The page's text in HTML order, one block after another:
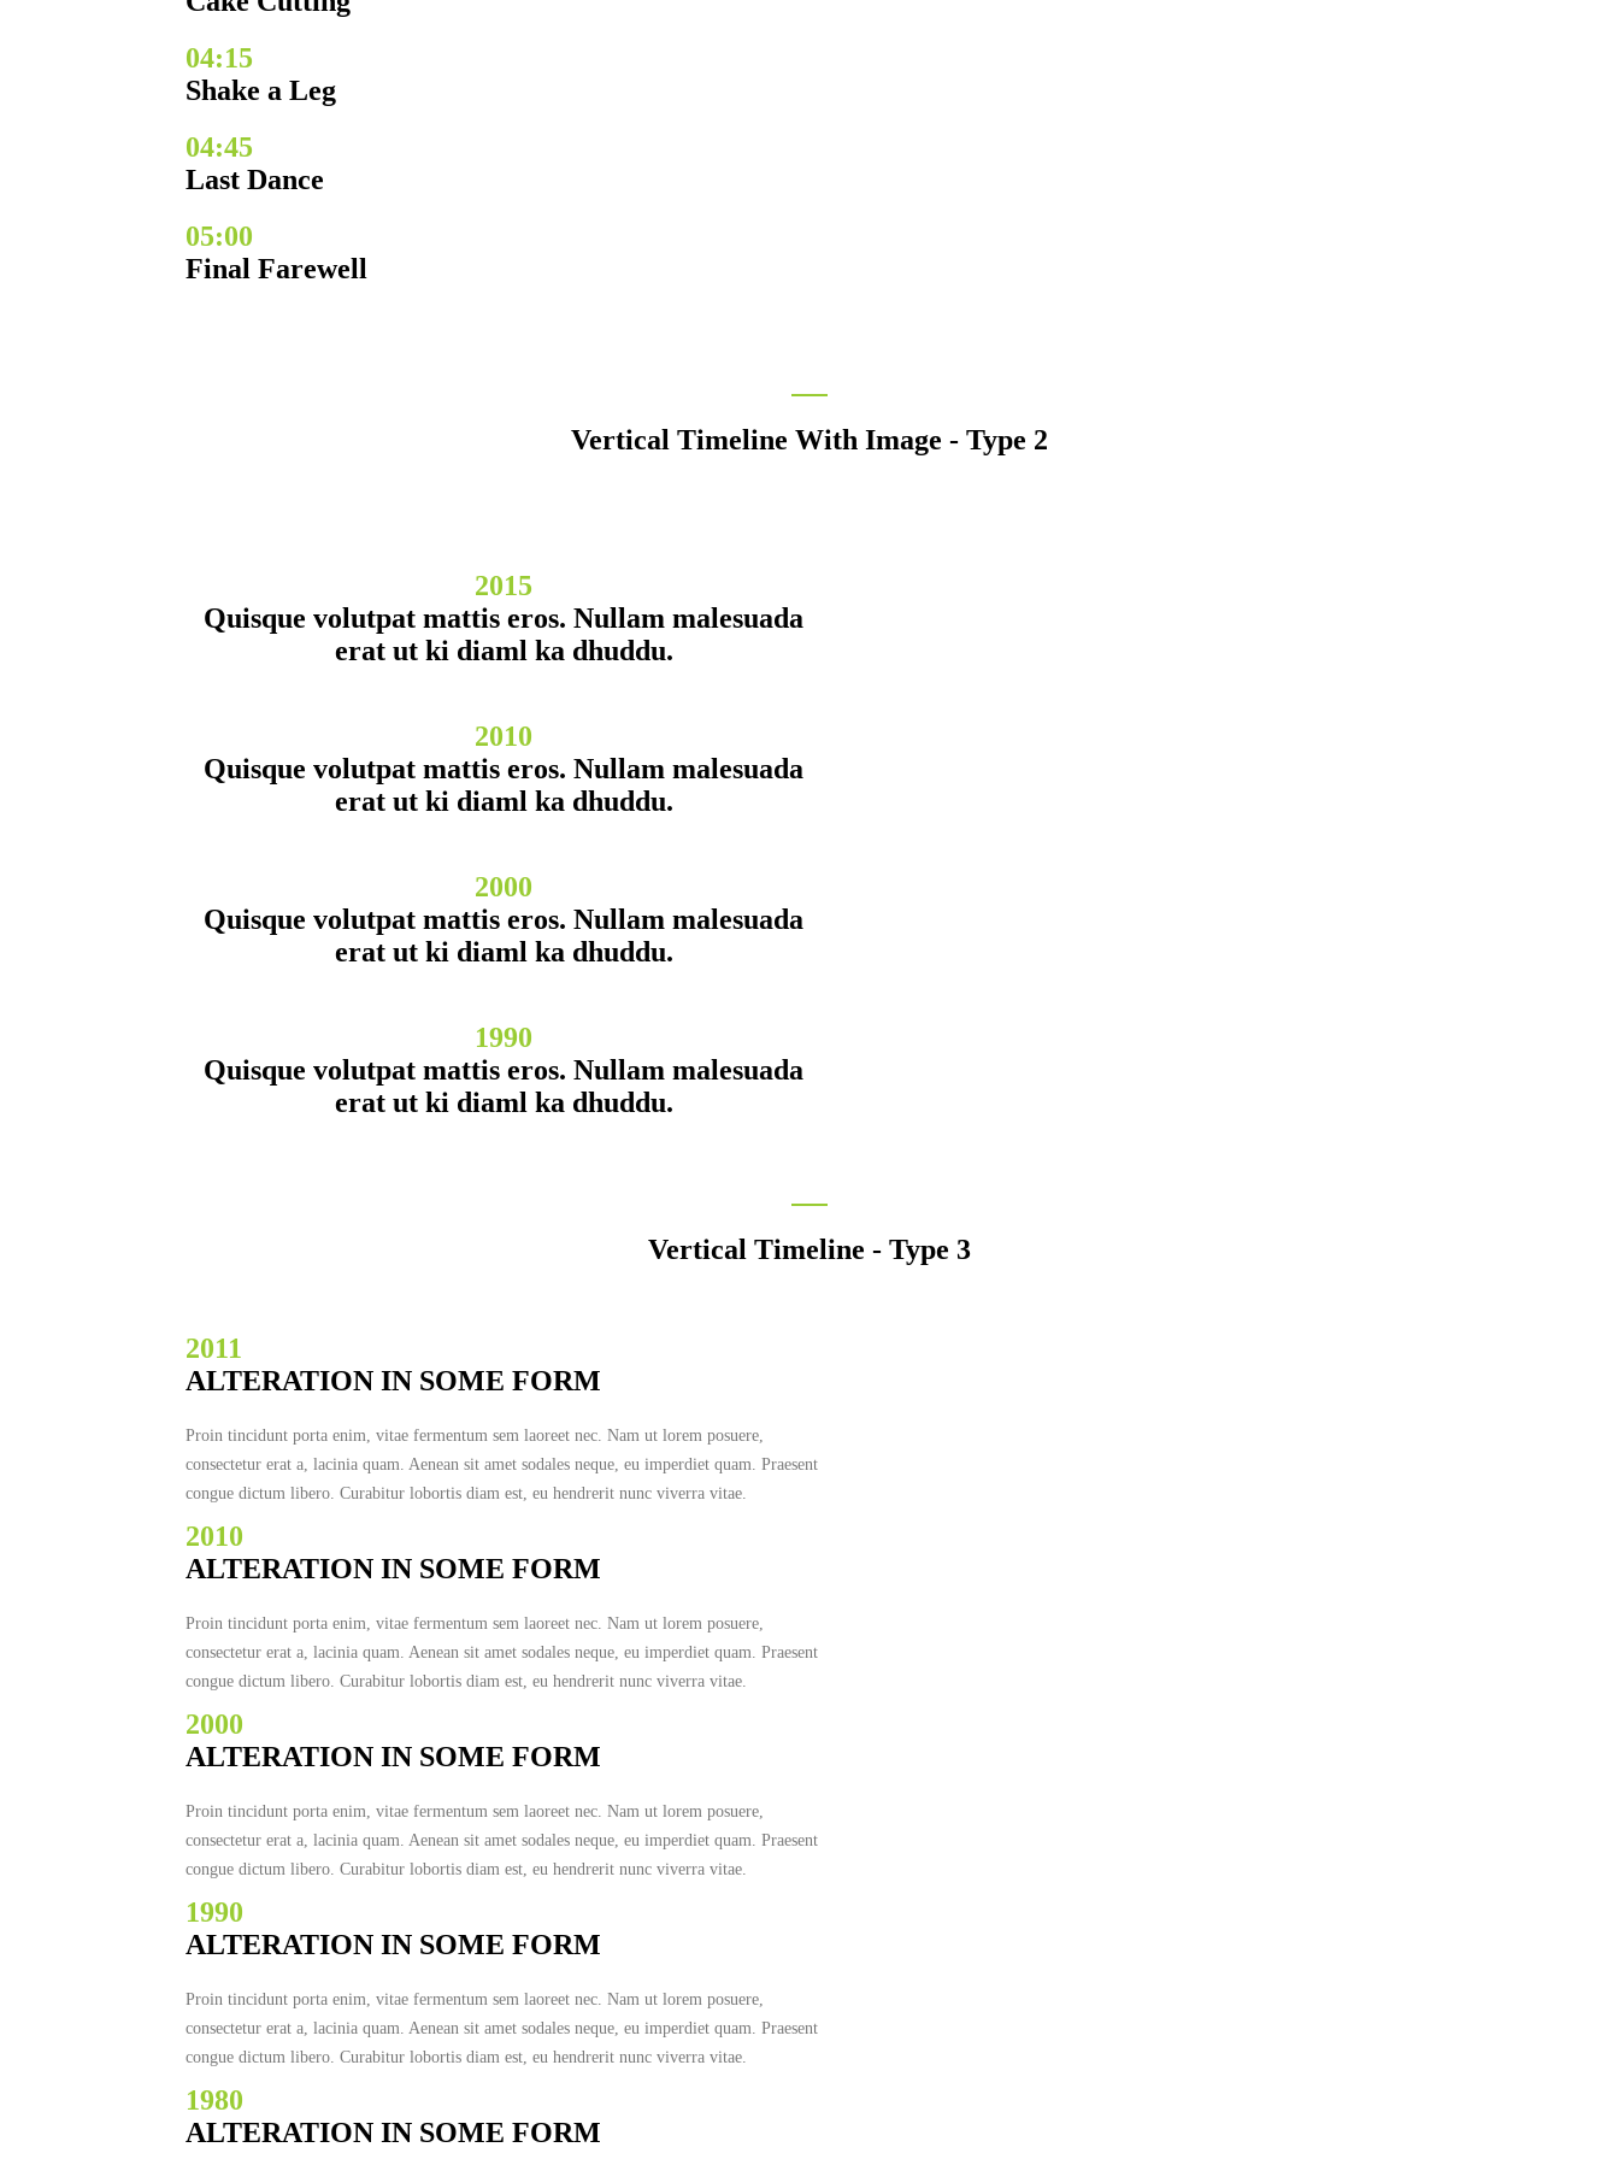
04:15
Shake a Leg
04:45
Last Dance
05:00
Final Farewell
Vertical Timeline With Image - Type 2
2015
Quisque volutpat mattis eros. Nullam malesuada
erat ut ki diaml ka dhuddu.
2010
Quisque volutpat mattis eros. Nullam malesuada
erat ut ki diaml ka dhuddu.
2000
Quisque volutpat mattis eros. Nullam malesuada
erat ut ki diaml ka dhuddu.
1990
Quisque volutpat mattis eros. Nullam malesuada
erat ut ki diaml ka dhuddu.
Vertical Timeline - Type 3
2011
ALTERATION IN SOME FORM
Proin tincidunt porta enim, vitae fermentum sem laoreet nec. Nam ut lorem posuere,
consectetur erat a, lacinia quam. Aenean sit amet sodales neque, eu imperdiet quam. Praesent
congue dictum libero. Curabitur lobortis diam est, eu hendrerit nunc viverra vitae.
2010
ALTERATION IN SOME FORM
Proin tincidunt porta enim, vitae fermentum sem laoreet nec. Nam ut lorem posuere,
consectetur erat a, lacinia quam. Aenean sit amet sodales neque, eu imperdiet quam. Praesent
congue dictum libero. Curabitur lobortis diam est, eu hendrerit nunc viverra vitae.
2000
ALTERATION IN SOME FORM
Proin tincidunt porta enim, vitae fermentum sem laoreet nec. Nam ut lorem posuere,
consectetur erat a, lacinia quam. Aenean sit amet sodales neque, eu imperdiet quam. Praesent
congue dictum libero. Curabitur lobortis diam est, eu hendrerit nunc viverra vitae.
1990
ALTERATION IN SOME FORM
Proin tincidunt porta enim, vitae fermentum sem laoreet nec. Nam ut lorem posuere,
consectetur erat a, lacinia quam. Aenean sit amet sodales neque, eu imperdiet quam. Praesent
congue dictum libero. Curabitur lobortis diam est, eu hendrerit nunc viverra vitae.
1980
ALTERATION IN SOME FORM